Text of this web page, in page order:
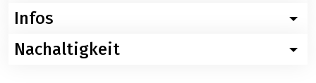
Infos
Wissenswertes zur Radeise Lahn: die Sportliche ab der
Nachaltigkeit